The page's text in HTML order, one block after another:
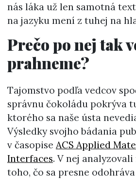
nás láka už len samotná
na jazyku mení z tuhej na
Prečo po nej tak
prahneme?
Tajomstvo podľa vedcov
správnu čokoládu pokrýva
ktorého sa naše ústa
Výsledky svojho bádania
v časopise ACS Applied
Interfaces. V nej
toho, čo sa presne